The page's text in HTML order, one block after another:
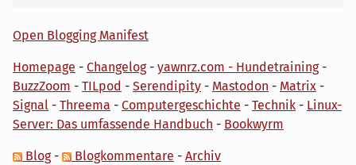
Open Blogging Manifest
Homepage - Changelog- yawnrz.com - Hundetraining-
BuzzZoom - TILpod - Serendipity - Mastodon - Matrix -
Signal - Threema - Computergeschichte - Technik - Linux-
Server: Das umfassende Handbuch - Bookwyrm
Blog- Blogkommentare - Archiv